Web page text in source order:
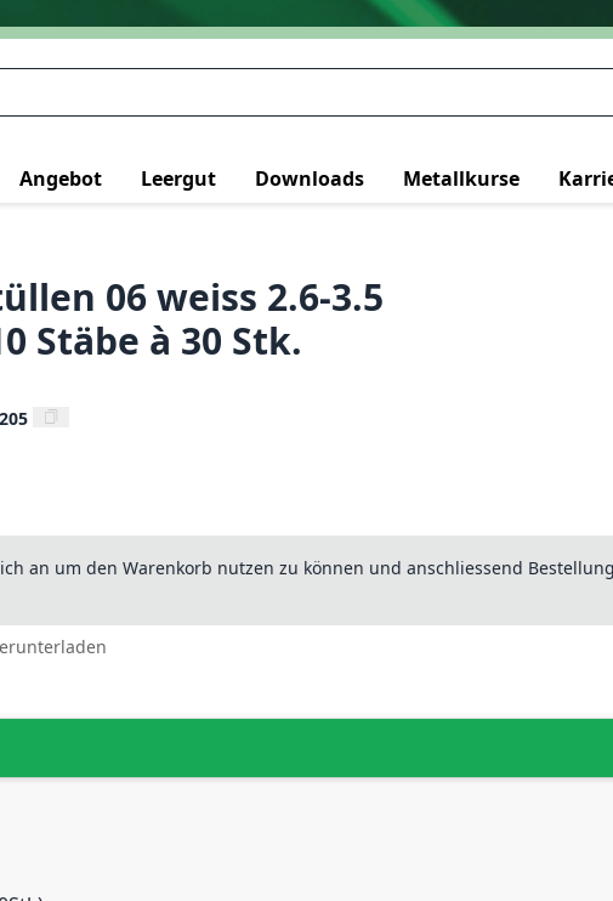
Angebot Leergut Downloads Metallkurse
06 weiss 2.6-3.5
Stäbe à 30 Stk.
an um den Warenkorb nutzen zu können und anschliessend